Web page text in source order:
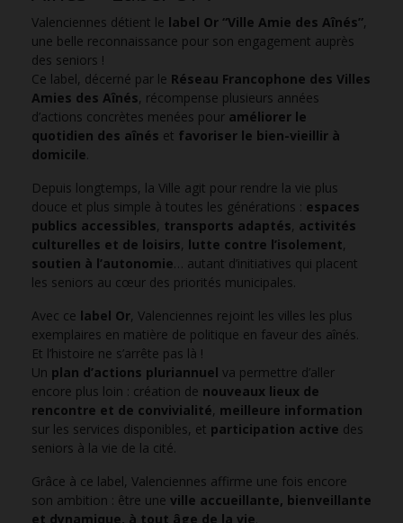
Valenciennes détient le label Or “Ville Amie des Aînés”,
une belle reconnaissance pour son engagement auprès
des seniors !
Ce label, décerné par le Réseau Francophone des Villes
Amies des Aînés, récompense plusieurs années
d’actions concrètes menées pour améliorer le
quotidien des aînés et favoriser le bien-vieillir à
domicile.
Depuis longtemps, la Ville agit pour rendre la vie plus
douce et plus simple à toutes les générations : espaces
publics accessibles, transports adaptés, activités
culturelles et de loisirs, lutte contre l’isolement,
soutien à l’autonomie… autant d’initiatives qui placent
les seniors au cœur des priorités municipales.
Avec ce label Or, Valenciennes rejoint les villes les plus
exemplaires en matière de politique en faveur des aînés.
Et l’histoire ne s’arrête pas là !
Un plan d’actions pluriannuel va permettre d’aller
encore plus loin : création de nouveaux lieux de
rencontre et de convivialité, meilleure information
sur les services disponibles, et participation active des
seniors à la vie de la cité.
Grâce à ce label, Valenciennes affirme une fois encore
son ambition : être une ville accueillante, bienveillante
et dynamique, à tout âge de la vie.